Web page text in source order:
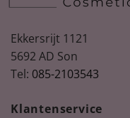
Ekkersrijt 1121
5692 AD Son
Tel: 085-2103543
Klantenservice